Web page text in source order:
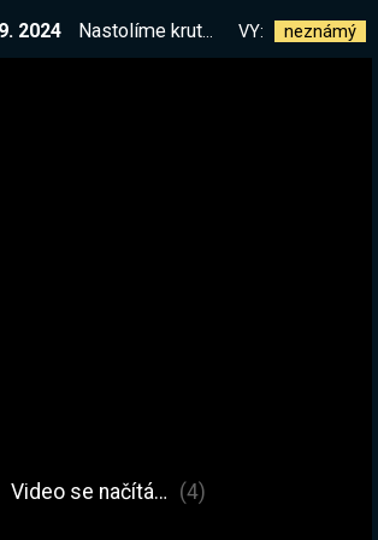
2024 Nastolíme krutý řád? Založíme náboženství? Vyber si :D Frostpunk 2 early access VY: neznámý
Video se načítá… (4)